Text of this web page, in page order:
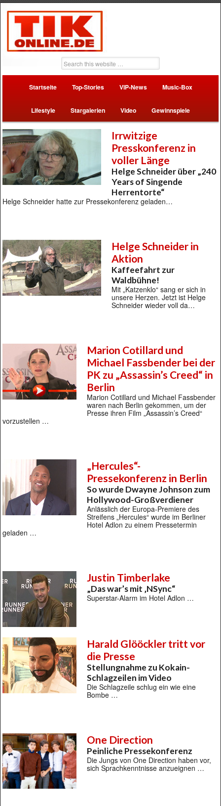
Startseite Top-Stories VIP-News Music-Box
Lifestyle Stargalerien Video Gewinnspiele
Irrwitzige
Presskonferenz in
voller Länge
Helge Schneider über „240
Years of Singende
Herrentorte“
Helge Schneider hatte zur Pressekonferenz geladen…
Helge Schneider in
Aktion
Kaffeefahrt zur
Waldbühne!
Mit „Katzenklo“ sang er sich in
unsere Herzen. Jetzt ist Helge
Schneider wieder voll da…
Marion Cotillard und
Michael Fassbender bei der
PK zu „Assassin’s Creed“ in
Berlin
Marion Cotillard und Michael Fassbender
waren nach Berlin gekommen, um der
Presse ihren Film „Assassin’s Creed“
vorzustellen …
„Hercules“-
Pressekonferenz in Berlin
So wurde Dwayne Johnson zum
Hollywood-Großverdiener
Anlässlich der Europa-Premiere des
Streifens „Hercules“ wurde im Berliner
Hotel Adlon zu einem Pressetermin
geladen …
Justin Timberlake
„Das war’s mit ‚NSync“
Superstar-Alarm im Hotel Adlon …
Harald Glööckler tritt vor
die Presse
Stellungnahme zu Kokain-
Schlagzeilen im Video
Die Schlagzeile schlug ein wie eine
Bombe …
One Direction
Peinliche Pressekonferenz
Die Jungs von One Direction haben vor,
sich Sprachkenntnisse anzueignen …